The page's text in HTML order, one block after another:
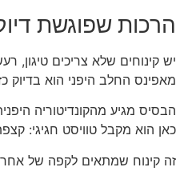
הרכות שפוגשת
יש קינוחים שלא צריכים טיגון,
מאפינס החלב היפני הוא בדיוק
הבסיס מגיע מהקונדיטוריה
כאן הוא מקבל טוויסט חגיגי:
זה קינוח שמתאים לקפה של